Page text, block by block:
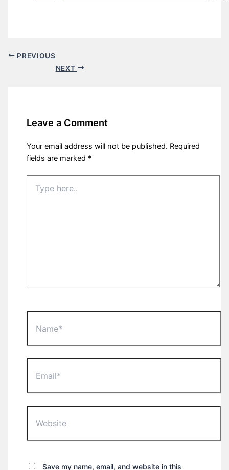
PREVIOUS
NEXT
Leave a Comment
Your email address will not be published. Required
fields are marked *
here..
Save my name, email, and website in this